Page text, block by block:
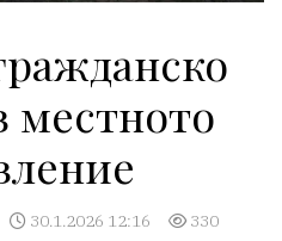
местното
30.1.2026 12:16 330